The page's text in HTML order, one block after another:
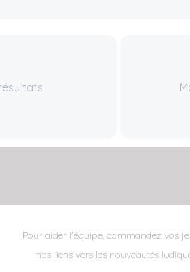
Pour aider l'équipe, commandez vos
nos liens vers les nouveautés